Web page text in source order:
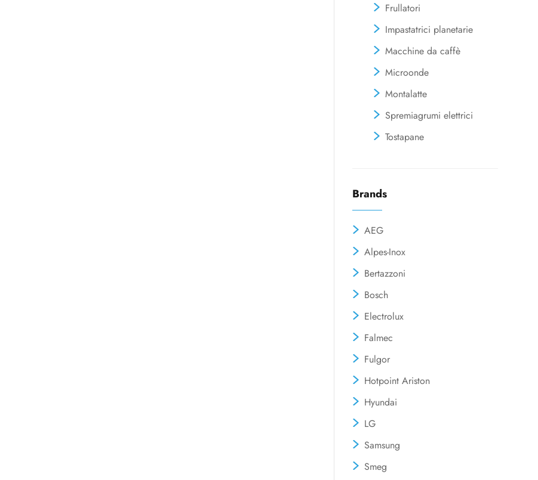
Frullatori
Impastatrici planetarie
Macchine da caffè
Microonde
Montalatte
Spremiagrumi elettrici
Tostapane
Brands
AEG
Alpes-Inox
Bertazzoni
Bosch
Electrolux
Falmec
Fulgor
Hotpoint Ariston
Hyundai
LG
Samsung
Smeg